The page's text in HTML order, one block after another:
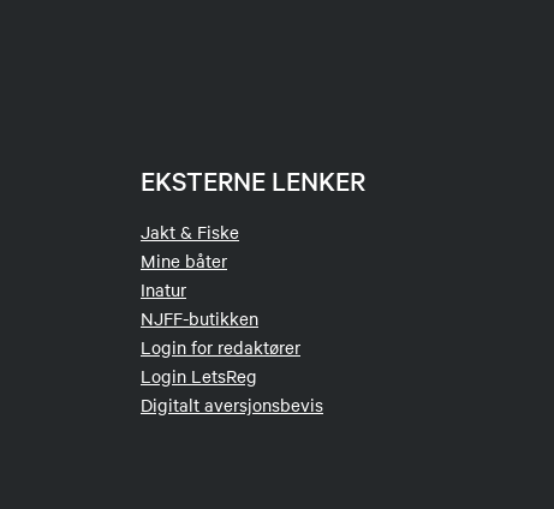
EKSTERNE LENKER
Jakt & Fiske
Mine båter
Inatur
NJFF-butikken
Login for redaktører
Login LetsReg
Digitalt aversjonsbevis